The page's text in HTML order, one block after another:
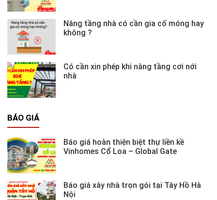
Nâng tầng nhà có cần gia cố móng hay
không ?
Có cần xin phép khi nâng tầng cơi nới
nhà
BÁO GIÁ
Báo giá hoàn thiện biệt thự liền kề
Vinhomes Cổ Loa – Global Gate
Báo giá xây nhà trọn gói tại Tây Hồ Hà
Nội